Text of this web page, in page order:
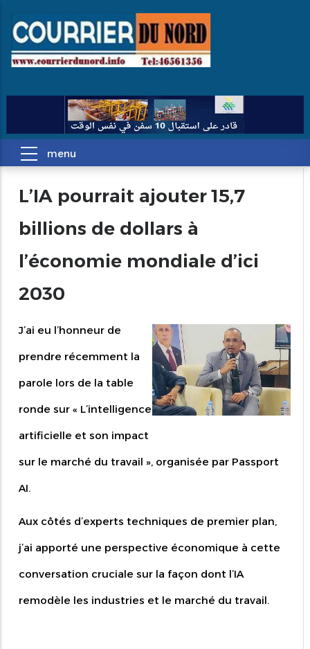
L’IA pourrait ajouter 15,7
billions de dollars à
l’économie mondiale d’ici
2030
J’ai eu l’honneur de
prendre récemment la
parole lors de la table
ronde sur « L’intelligence
artificielle et son impact
sur le marché du travail », organisée par Passport
AI.
Aux côtés d’experts techniques de premier plan,
j’ai apporté une perspective économique à cette
conversation cruciale sur la façon dont l’IA
remodèle les industries et le marché du travail.